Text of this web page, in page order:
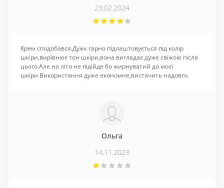
23.02.2024
Крем сподобався.Дужк гарно підлаштовується під колір
шкіри,вирівнює тон шкіри,вона виглядає дуже свіжою після
цього.Але на літо не підійде бо жирнуватий до моєї
шкіри.Використання дуже економне,вистачить надовго.
Ольга
14.11.2023